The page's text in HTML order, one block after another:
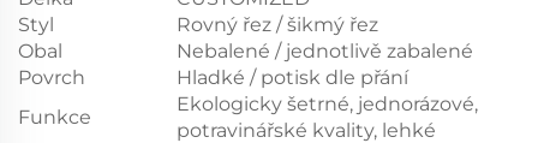
Styl
Rovný řez / šikmý řez
Obal
Nebalené / jednotlivě zabalené
Povrch
Hladké / potisk dle přání
Funkce
Ekologicky šetrné, jednorázové,
potravinářské kvality, lehké